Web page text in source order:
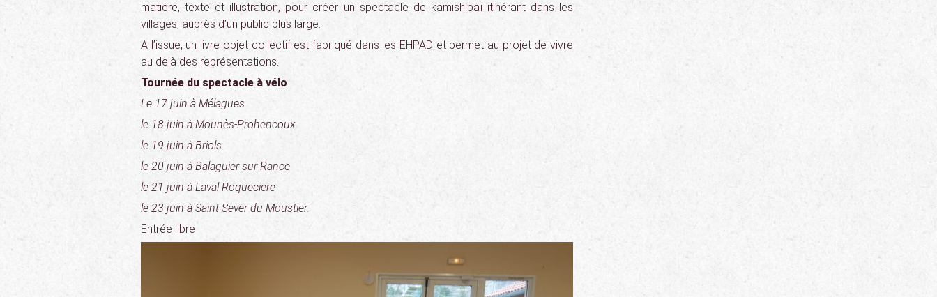
matière, texte et illustration, pour créer un spectacle de kamishibaï itinérant dans les
villages, auprès d’un public plus large.
A l’issue, un livre-objet collectif est fabriqué dans les EHPAD et permet au projet de vivre
au delà des représentations.
Tournée du spectacle à vélo
Le 17 juin à Mélagues
le 18 juin à Mounès-Prohencoux
le 19 juin à Briols
le 20 juin à Balaguier sur Rance
le 21 juin à Laval Roqueciere
le 23 juin à Saint-Sever du Moustier.
Entrée libre